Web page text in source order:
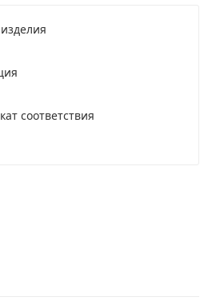
со временем свой роскошный
к протиранию мягкой
крайне проста.
продукт с 5-
подводка идет в комплекте.
хром/черный
соответствия